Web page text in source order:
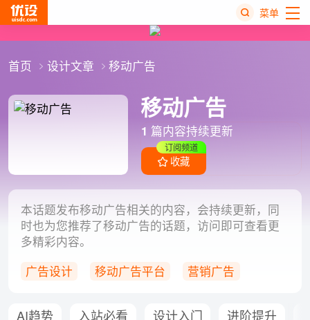
菜单
首页 设计文章 移动广告
移动广告
1 篇内容持续更新
收藏
订阅频道
本话题发布移动广告相关的内容，会持续更新，同
时也为您推荐了移动广告的话题，访问即可查看更
多精彩内容。
广告设计
移动广告平台 营销广告
AI趋势 入站必看 设计入门 进阶提升